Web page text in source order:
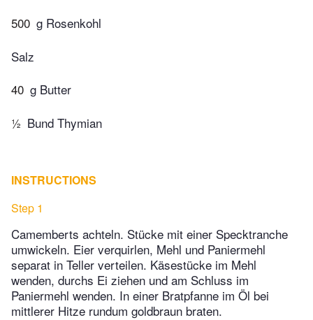
500 g Rosenkohl
Salz
40 g Butter
½ Bund Thymian
INSTRUCTIONS
Step 1
Camemberts achteln. Stücke mit einer Specktranche
umwickeln. Eier verquirlen, Mehl und Paniermehl
separat in Teller verteilen. Käsestücke im Mehl
wenden, durchs Ei ziehen und am Schluss im
Paniermehl wenden. In einer Bratpfanne im Öl bei
mittlerer Hitze rundum goldbraun braten.